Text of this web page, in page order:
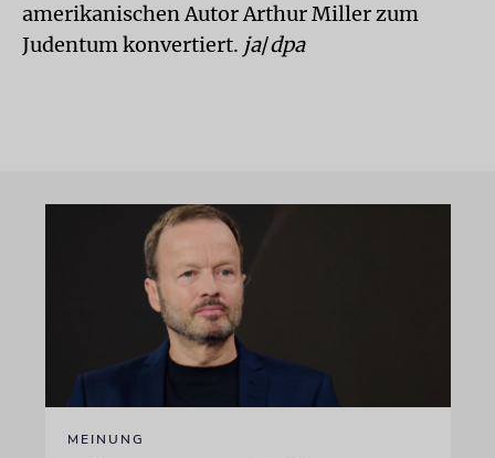
amerikanischen Autor Arthur Miller zum
Judentum konvertiert. ja/dpa
MEINUNG